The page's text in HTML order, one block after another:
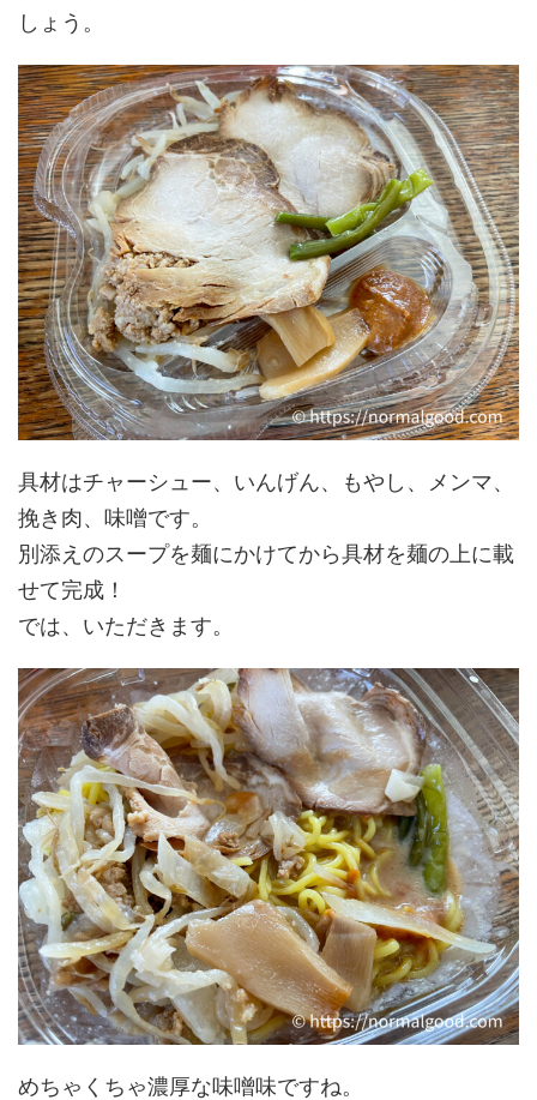
しょう。
具材はチャーシュー、いんげん、もやし、メンマ、
挽き肉、味噌です。
別添えのスープを麺にかけてから具材を麺の上に載
せて完成！
では、いただきます。
めちゃくちゃ濃厚な味噌味ですね。